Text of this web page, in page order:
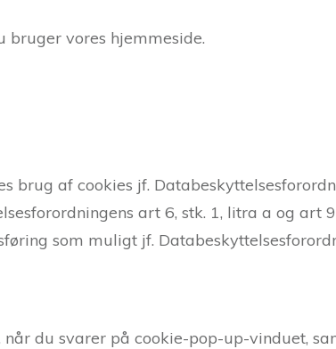
bruger vores hjemmeside.
brug af cookies jf.
art 6, stk. 1, litra a og art
som muligt jf.
du svarer på cookie-pop-up-vinduet,